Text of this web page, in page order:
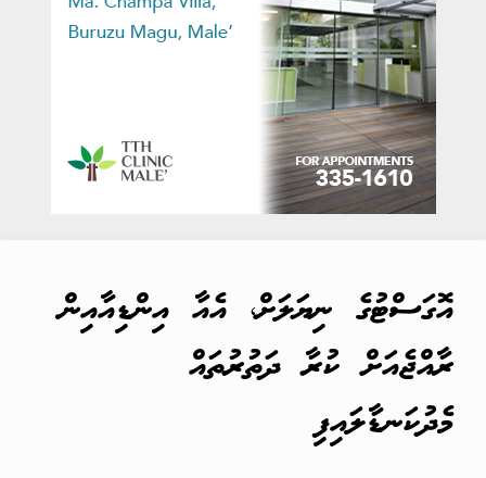
އޮގަސްޓުގެ ނިޔަލަށް، އެއާ އިންޑިއާއިން
ރާއްޖެއަށް ކުރާ ދަތުރުތައް
މެދުކަނޑާލައިފި